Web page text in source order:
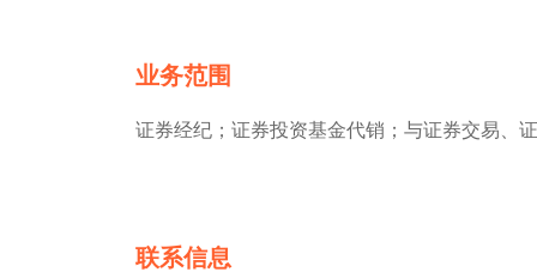
业务范围
证券经纪；证券投资基金代销；与证券交易、
联系信息